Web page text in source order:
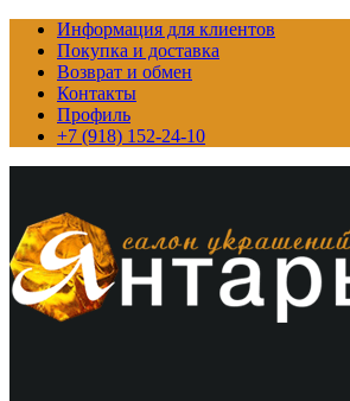
Информация для клиентов
Покупка и доставка
Возврат и обмен
Контакты
Профиль
+7 (918) 152-24-10